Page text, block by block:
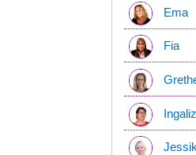
Ema
Fia
Ingaliz